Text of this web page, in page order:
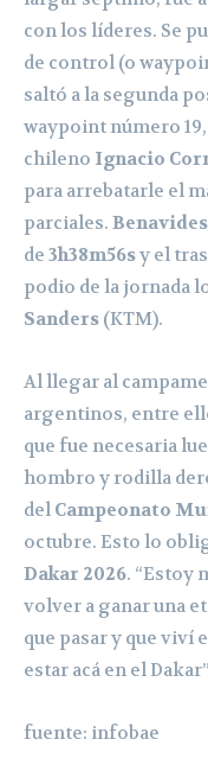
con los líderes. Se
de control (o
saltó a la segunda
waypoint número
chileno Ignacio
para arrebatarle el
parciales. Benavides
de 3h38m56sy el
podio de la jornada
Sanders (KTM).
Al llegar al
argentinos, entre
que fue necesaria
hombro y rodilla
del Campeonato
octubre. Esto lo
Dakar 2026. “Estoy
volver a ganar una
que pasar y que viví
estar acá en el
fuente: infobae